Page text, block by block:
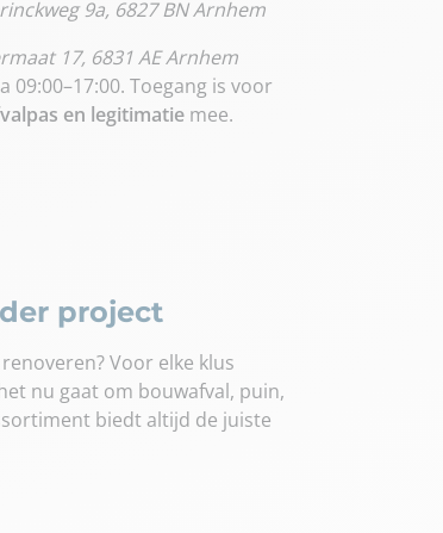
9a, 6827 BN Arnhem
17, 6831 AE Arnhem
Toegang is voor
en legitimatie mee.
project
Voor elke klus
nu gaat om bouwafval, puin,
biedt altijd de juiste